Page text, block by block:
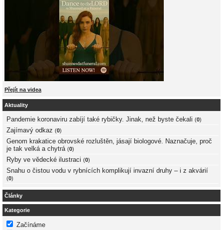
Přejít na videa
Aktuality
Pandemie koronaviru zabíjí také rybičky. Jinak, než byste čekali (0)
Zajímavý odkaz (0)
Genom krakatice obrovské rozluštěn, jásají biologové. Naznačuje, proč
je tak velká a chytrá (0)
Ryby ve vědecké ilustraci (0)
Snahu o čistou vodu v rybnících komplikují invazní druhy – i z akvárií
(0)
Články
Kategorie
Začínáme